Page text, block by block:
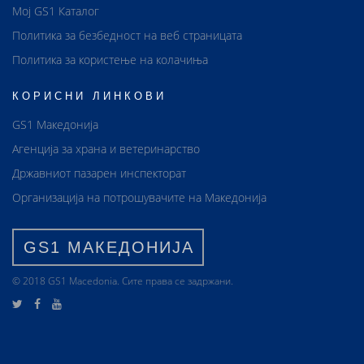
Мој GS1 Каталог
Политика за безбедност на веб страницата
Политика за користење на колачиња
КОРИСНИ ЛИНКОВИ
GS1 Македонија
Агенција за храна и ветеринарство
Државниот пазарен инспекторат
Организација на потрошувачите на Македонија
GS1 МАКЕДОНИЈА
© 2018 GS1 Маcedonia. Сите права се задржани.